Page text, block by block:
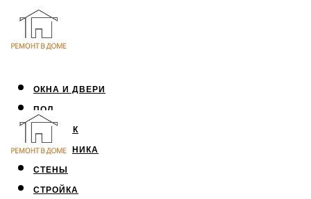
ОКНА И ДВЕРИ
ПОЛ
ПОТОЛОК
САНТЕХНИКА
СТЕНЫ
СТРОЙКА